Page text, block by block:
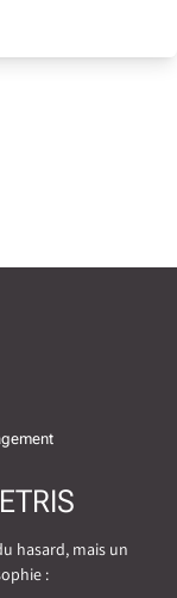
hasard, mais un
: